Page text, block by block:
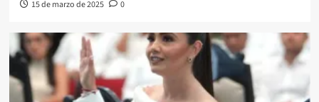
15 de marzo de 2025 0